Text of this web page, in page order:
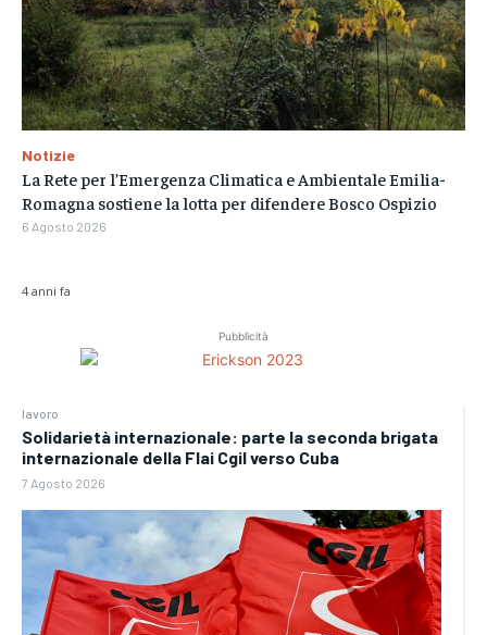
Pubblicità
lavoro
Solidarietà internazionale: parte la seconda brigata
internazionale della Flai Cgil verso Cuba
7 Agosto 2026
4 anni fa
Notizie
La Rete per l’Emergenza Climatica e Ambientale Emilia-
Romagna sostiene la lotta per difendere Bosco Ospizio
6 Agosto 2026